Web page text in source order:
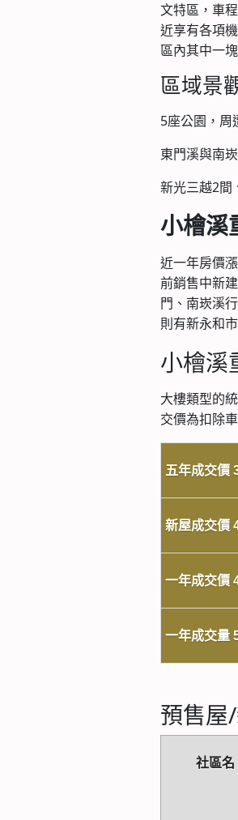
文特區，車
近享有各項
區內其中一
區域景
5座公園，周
東門溪與南
新光三越2間
小檜溪
近一年房價
前銷售中新
門、南崁溪
則有新永和
小檜溪
大樓類型的
交價為扣除
五年成交價
新屋成交價
一年成交價
一年成交量
預售屋
社區名